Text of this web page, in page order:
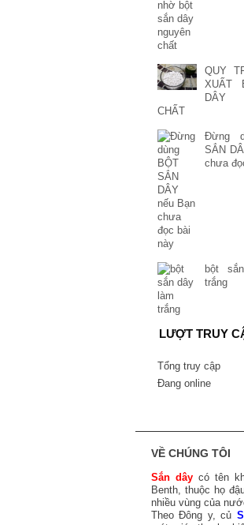
QUY
XUẤT
DÂY
CHẤT
Đừng
SẮN
chưa
bột
trắng
LƯỢT TRUY
Tổng truy cập
Đang online
VỀ CHÚNG TÔI
Sắn dây có tên
Benth, thuộc họ
nhiều vùng của
Theo Đông y, củ